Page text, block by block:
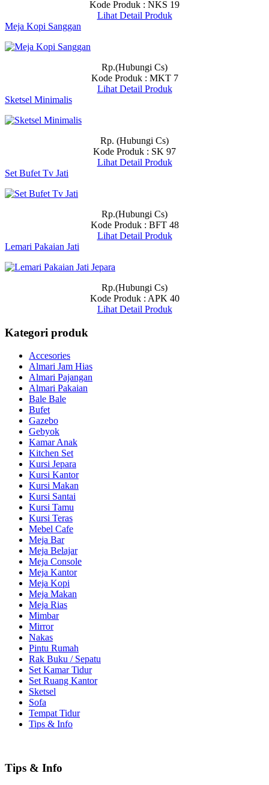
Kode Produk : NKS 19
Lihat Detail Produk
Meja Kopi Sanggan
Rp.(Hubungi Cs)
Kode Produk : MKT 7
Lihat Detail Produk
Sketsel Minimalis
Rp. (Hubungi Cs)
Kode Produk : SK 97
Lihat Detail Produk
Set Bufet Tv Jati
Rp.(Hubungi Cs)
Kode Produk : BFT 48
Lihat Detail Produk
Lemari Pakaian Jati
Rp.(Hubungi Cs)
Kode Produk : APK 40
Lihat Detail Produk
Kategori produk
Accesories
Almari Jam Hias
Almari Pajangan
Almari Pakaian
Bale Bale
Bufet
Gazebo
Gebyok
Kamar Anak
Kitchen Set
Kursi Jepara
Kursi Kantor
Kursi Makan
Kursi Santai
Kursi Tamu
Kursi Teras
Mebel Cafe
Meja Bar
Meja Belajar
Meja Console
Meja Kantor
Meja Kopi
Meja Makan
Meja Rias
Mimbar
Mirror
Nakas
Pintu Rumah
Rak Buku / Sepatu
Set Kamar Tidur
Set Ruang Kantor
Sketsel
Sofa
Tempat Tidur
Tips & Info
Tips & Info